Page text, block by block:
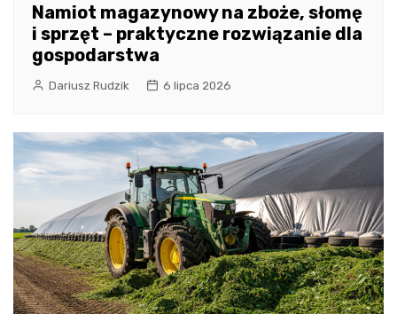
Namiot magazynowy na zboże, słomę
i sprzęt – praktyczne rozwiązanie dla
gospodarstwa
Dariusz Rudzik 6 lipca 2026